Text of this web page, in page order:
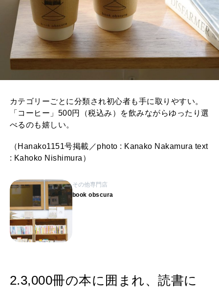
カテゴリーごとに分類され初心者も手に取りやすい。
「コーヒー」500円（税込み）を飲みながらゆったり選
べるのも嬉しい。
（Hanako1151号掲載／photo : Kanako Nakamura text
: Kahoko Nishimura）
その他専門店
book obscura
2.3,000冊の本に囲まれ、読書に